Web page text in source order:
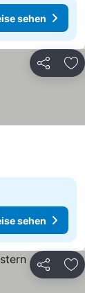
sehen
Teilen
sehen
Teilen